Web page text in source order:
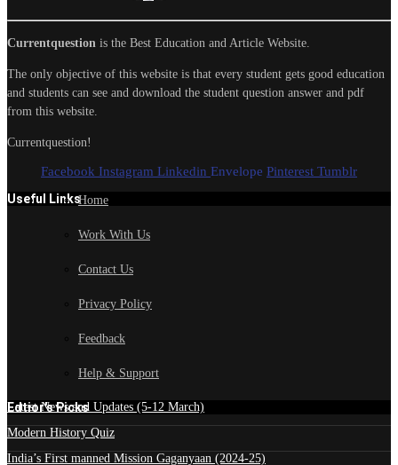
Currentquestion is the Best Education and Article Website.
The only objective of this website is that every student gets good education
and students can see and download the student question answer and pdf
from this website.
Currentquestion!
Facebook Instagram Linkedin Envelope Pinterest Tumblr
Useful LinksHome
Work With Us
Contact Us
Privacy Policy
Feedback
Help & Support
Edtior's Picks
Latest News and Updates (5-12 March)
Modern History Quiz
India’s First manned Mission Gaganyaan (2024-25)